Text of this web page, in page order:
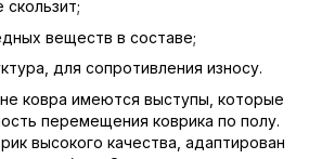
веществ в составе;
для сопротивления износу.
ковра имеются выступы, которые
перемещения коврика по полу.
высокого качества, адаптирован